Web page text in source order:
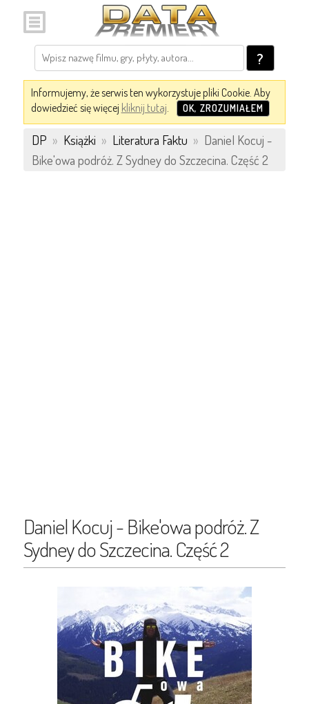
?
Informujemy, że serwis ten wykorzystuje pliki Cookie. Aby
dowiedzieć się więcej kliknij tutaj. OK, ZROZUMIAŁEM
DP » Książki » Literatura Faktu » Daniel Kocuj -
Bike'owa podróż. Z Sydney do Szczecina. Część 2
Daniel Kocuj - Bike'owa podróż. Z
Sydney do Szczecina. Część 2